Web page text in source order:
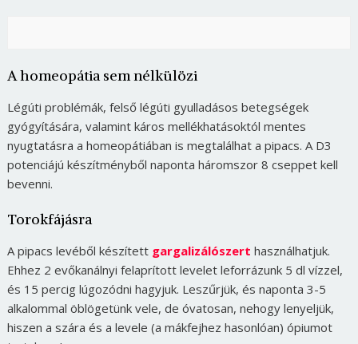
A homeopátia sem nélkülözi
Légúti problémák, felső légúti gyulladásos betegségek
gyógyítására, valamint káros mellékhatásoktól mentes
nyugtatásra a homeopátiában is megtalálhat a pipacs. A D3
potenciájú készítményből naponta háromszor 8 cseppet kell
bevenni.
Torokfájásra
A pipacs levéből készített gargalizálószert használhatjuk.
Ehhez 2 evőkanálnyi felaprított levelet leforrázunk 5 dl vízzel,
és 15 percig lúgozódni hagyjuk. Leszűrjük, és naponta 3-5
alkalommal öblögetünk vele, de óvatosan, nehogy lenyeljük,
hiszen a szára és a levele (a mákfejhez hasonlóan) ópiumot